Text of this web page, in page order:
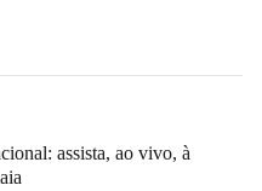
assista, ao vivo, à